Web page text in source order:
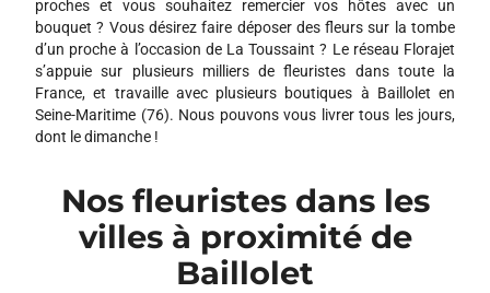
proches et vous souhaitez remercier vos hôtes avec un
bouquet ? Vous désirez faire déposer des fleurs sur la tombe
d’un proche à l’occasion de La Toussaint ? Le réseau Florajet
s’appuie sur plusieurs milliers de fleuristes dans toute la
France, et travaille avec plusieurs boutiques à Baillolet en
Seine-Maritime (76). Nous pouvons vous livrer tous les jours,
dont le dimanche !
Nos fleuristes dans les
villes à proximité de
Baillolet